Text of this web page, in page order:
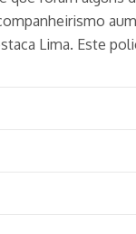
Lima. Este